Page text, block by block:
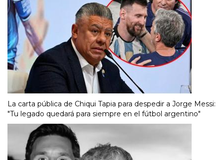
La carta pública de Chiqui Tapia para despedir a Jorge Messi:
"Tu legado quedará para siempre en el fútbol argentino"